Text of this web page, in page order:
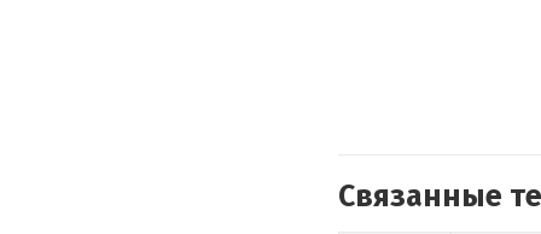
Связанные